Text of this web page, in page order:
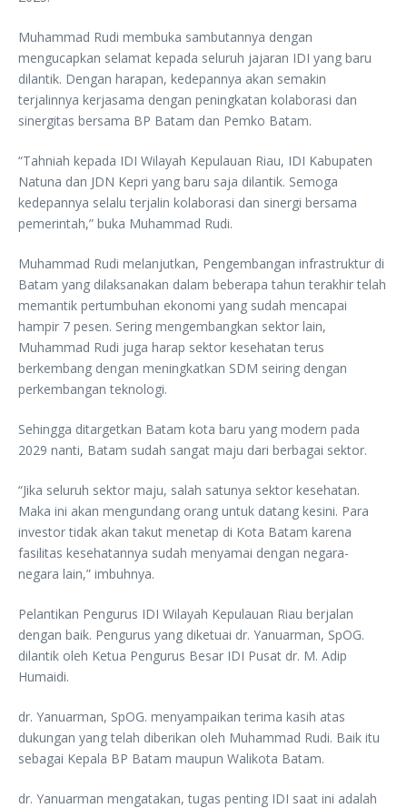
Muhammad Rudi membuka sambutannya dengan
mengucapkan selamat kepada seluruh jajaran IDI yang baru
dilantik. Dengan harapan, kedepannya akan semakin
terjalinnya kerjasama dengan peningkatan kolaborasi dan
sinergitas bersama BP Batam dan Pemko Batam.
“Tahniah kepada IDI Wilayah Kepulauan Riau, IDI Kabupaten
Natuna dan JDN Kepri yang baru saja dilantik. Semoga
kedepannya selalu terjalin kolaborasi dan sinergi bersama
pemerintah,” buka Muhammad Rudi.
Muhammad Rudi melanjutkan, Pengembangan infrastruktur di
Batam yang dilaksanakan dalam beberapa tahun terakhir telah
memantik pertumbuhan ekonomi yang sudah mencapai
hampir 7 pesen. Sering mengembangkan sektor lain,
Muhammad Rudi juga harap sektor kesehatan terus
berkembang dengan meningkatkan SDM seiring dengan
perkembangan teknologi.
Sehingga ditargetkan Batam kota baru yang modern pada
2029 nanti, Batam sudah sangat maju dari berbagai sektor.
“Jika seluruh sektor maju, salah satunya sektor kesehatan.
Maka ini akan mengundang orang untuk datang kesini. Para
investor tidak akan takut menetap di Kota Batam karena
fasilitas kesehatannya sudah menyamai dengan negara-
negara lain,” imbuhnya.
Pelantikan Pengurus IDI Wilayah Kepulauan Riau berjalan
dengan baik. Pengurus yang diketuai dr. Yanuarman, SpOG.
dilantik oleh Ketua Pengurus Besar IDI Pusat dr. M. Adip
Humaidi.
dr. Yanuarman, SpOG. menyampaikan terima kasih atas
dukungan yang telah diberikan oleh Muhammad Rudi. Baik itu
sebagai Kepala BP Batam maupun Walikota Batam.
dr. Yanuarman mengatakan, tugas penting IDI saat ini adalah